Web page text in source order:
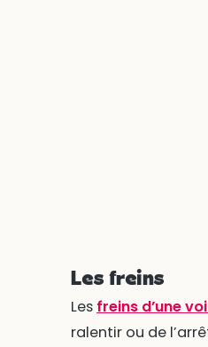
Les freins
Les freins d’une
ralentir ou de